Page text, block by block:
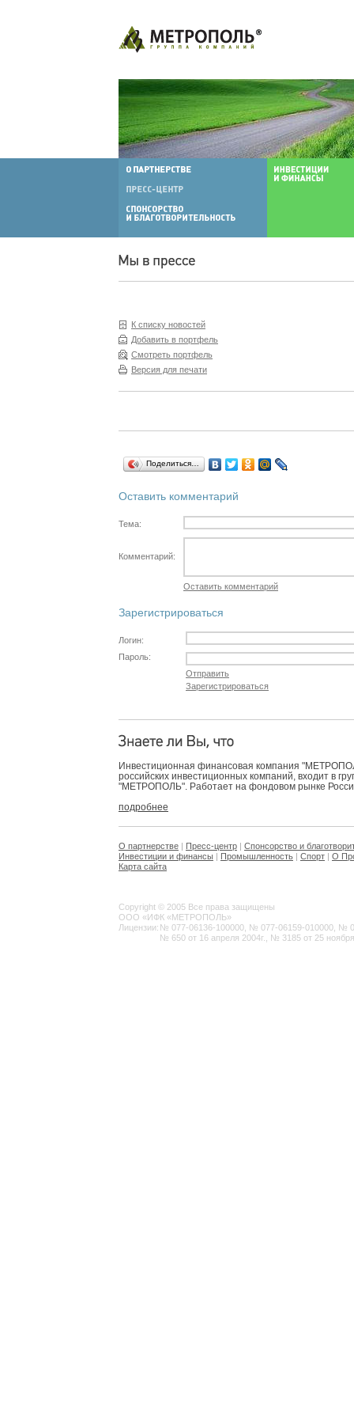
К списку новостей
Добавить в портфель
Смотреть портфель
Версия для печати
Поделиться…
Оставить комментарий
Тема:
Комментарий:
Оставить комментарий
Зарегистрироваться
Логин:
Пароль:
Отправить
Зарегистрироваться
Инвестиционная финансовая компания
российских инвестиционных компаний, входит в
"МЕТРОПОЛЬ". Работает на фондовом рынке
подробнее
О партнерстве | Пресс-центр | Спонсорство и
Инвестиции и финансы | Промышленность | Спорт | О
Карта сайта
Copyright © 2005 Все права защищены
ООО «ИФК «МЕТРОПОЛЬ»
Лицензии: № 077-06136-100000, № 077-06159-010000, №
№ 650 от 16 апреля 2004г., № 3185 от 25